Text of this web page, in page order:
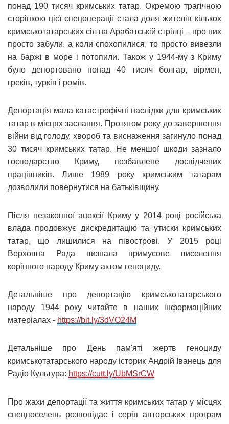
понад 190 тисяч кримських татар. Окремою трагічною
сторінкою цієї спецоперації стала доля жителів кількох
кримськотатарських сіл на Арабатській стрілці – про них
просто забули, а коли спохопилися, то просто вивезли
на баржі в море і потопили. Також у 1944-му з Криму
було депортовано понад 40 тисяч болгар, вірмен,
греків, турків і ромів.
Депортація мала катастрофічні наслідки для кримських
татар в місцях заслання. Протягом року до завершення
війни від голоду, хвороб та виснаження загинуло понад
30 тисяч кримських татар. Не меншої шкоди зазнало
господарство Криму, позбавлене досвідчених
працівників. Лише 1989 року кримським татарам
дозволили повернутися на батьківщину.
Після незаконної анексії Криму у 2014 році російська
влада продовжує дискредитацію та утиски кримських
татар, що лишилися на півострові. У 2015 році
Верховна Рада визнала примусове виселення
корінного народу Криму актом геноциду.
Детальніше про депортацію кримськотатарського
народу 1944 року читайте в наших інформаційних
матеріалах - https://bit.ly/3dVO24M
Детальніше про День пам'яті жертв геноциду
кримськотатарського народу історик Андрій Іванець для
Радіо Культура: https://cutt.ly/UbMSrCW
Про жахи депортації та життя кримських татар у місцях
спецпоселень розповідає і серія авторських програм